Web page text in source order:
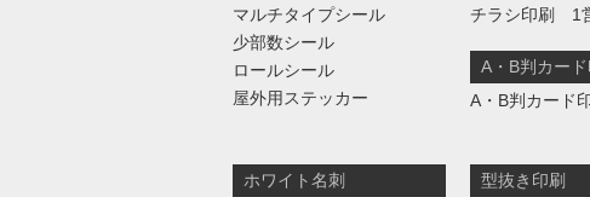
マルチタイプシール
少部数シール
ロールシール
屋外用ステッカー
チラシ印刷 1
A・B判カード
A・B判カード
ホワイト名刺
型抜き印刷